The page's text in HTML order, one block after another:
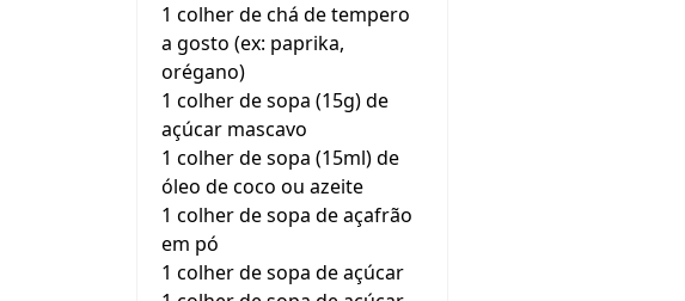
1 colher de chá de tempero
a gosto (ex: paprika,
orégano)
1 colher de sopa (15g) de
açúcar mascavo
1 colher de sopa (15ml) de
óleo de coco ou azeite
1 colher de sopa de açafrão
em pó
1 colher de sopa de açúcar